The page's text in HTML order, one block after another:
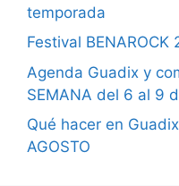
temporada
Festival BENAROCK
Agenda Guadix y
SEMANA del 6 al 9
Qué hacer en
AGOSTO